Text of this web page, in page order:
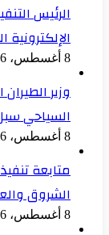
الرئيس
الإلكترونية
8 أغسطس، 2026
وزير
السياحي
8 أغسطس، 2026
متابعة
الشروق
8 أغسطس، 2026